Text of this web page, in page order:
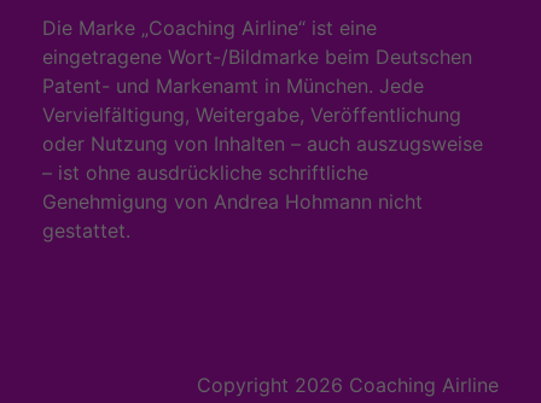
Die Marke „Coaching Airline“ ist eine
eingetragene Wort-/Bildmarke beim Deutschen
Patent- und Markenamt in München. Jede
Vervielfältigung, Weitergabe, Veröffentlichung
oder Nutzung von Inhalten – auch auszugsweise
– ist ohne ausdrückliche schriftliche
Genehmigung von Andrea Hohmann nicht
gestattet.
Copyright 2026 Coaching Airline